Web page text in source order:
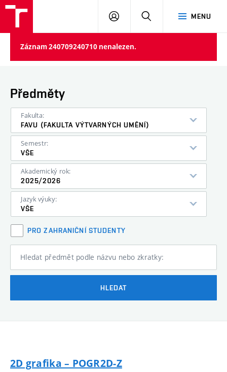
MENU
PŘIHLÁSIT
Záznam 240709240710 nenalezen.
Předměty
Fakulta:
FAVU (FAKULTA VÝTVARNÝCH UMĚNÍ)
Semestr:
VŠE
Akademický rok:
2025/2026
Jazyk výuky:
VŠE
PRO ZAHRANIČNÍ STUDENTY
Hledat předmět podle názvu nebo zkratky:
HLEDAT
2D grafika – POGR2D-Z